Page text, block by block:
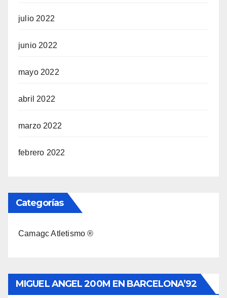
julio 2022
junio 2022
mayo 2022
abril 2022
marzo 2022
febrero 2022
Categorías
Camagc Atletismo ®
MIGUEL ANGEL 200M EN BARCELONA’92